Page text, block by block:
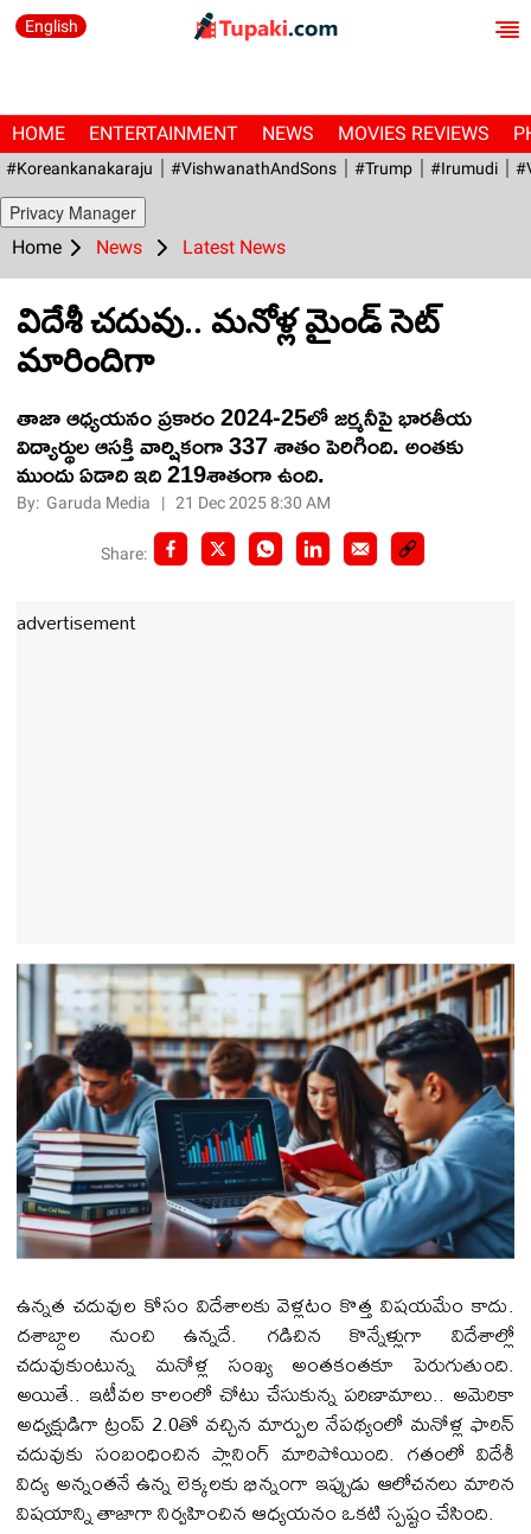
English
HOME ENTERTAINMENT NEWS MOVIES REVIEWS
#Koreankanakaraju #VishwanathAndSons #Trump #irumudi
Privacy Manager
Home News Latest News
విదేశీ చదువు.. మనోళ్ల మైండ్ సెట్
మారిందిగా
తాజా ఆధ్యయనం ప్రకారం 2024-25లో జర్మనీపై భారతీయ
విద్యార్థుల ఆసక్తి వార్షికంగా 337 శాతం పెరిగింది. అంతకు
ముందు ఏడాది ఇది 219శాతంగా ఉంది.
By: Garuda Media |21 Dec 2025 8:30 AM
Share:
advertisement
ఉన్నత చదువుల కోసం విదేశాలకు వెళ్లటం కొత్త విషయమేం కాదు.
దశాబ్దాల నుంచి ఉన్నదే. గడిచిన కొన్నేళ్లుగా విదేశాల్లో
చదువుకుంటున్న మనోళ్ల సంఖ్య అంతకంతకూ పెరుగుతుంది.
అయితే.. ఇటీవల కాలంలో చోటు చేసుకున్న పరిణామాలు.. అమెరికా
అధ్యక్షుడిగా ట్రంప్ 2.0తో వచ్చిన మార్పుల నేపథ్యంలో మనోళ్ల ఫారిన్
చదువుకు సంబంధించిన ప్లానింగ్ మారిపోయింది. గతంలో విదేశీ
విద్య అన్నంతనే ఉన్న లెక్కలకు భిన్నంగా ఇప్పుడు ఆలోచనలు మారిన
విషయాన్ని తాజాగా నిర్వహించిన ఆధ్యయనం ఒకటి స్పష్టం చేసింది.